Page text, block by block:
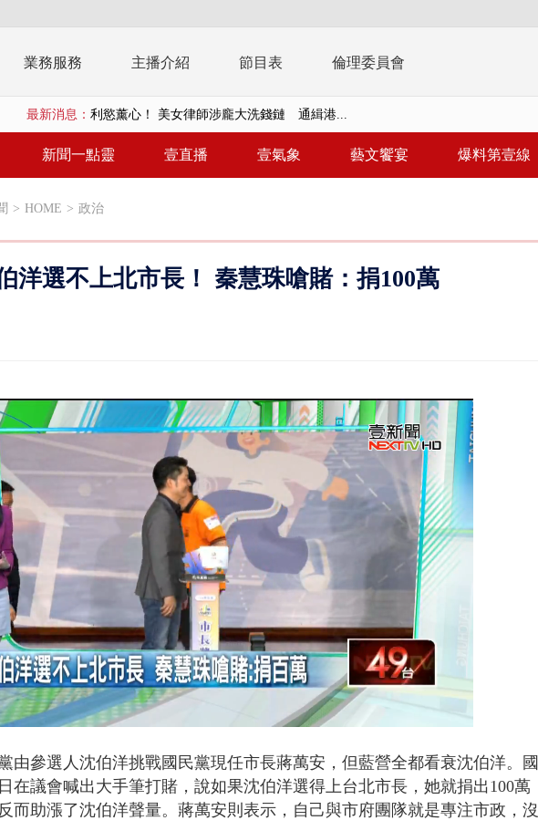
業務服務 主播介紹 節目表 倫理委員會
最新消息： 利慾薰心！ 美女律師涉龐大洗錢鏈 通緝港...
早餐店放迷你拒馬「只有始源可以停」 他真...
貨車鬼切釀禍 砂石車為閃避悚撞4車釀3傷
白海豚逼近...北市「颱風整備假」？ 蔣萬安...
新聞一點靈 壹直播 壹氣象 藝文饗宴 爆料第壹線
> HOME > 政治
洋選不上北市長！ 秦慧珠嗆賭：捐100萬
Loaded:
42.60%
由參選人沈伯洋挑戰國民黨現任市長蔣萬安，但藍營全都看衰沈伯洋。國
在議會喊出大手筆打賭，說如果沈伯洋選得上台北市長，她就捐出100萬
而助漲了沈伯洋聲量。蔣萬安則表示，自己與市府團隊就是專注市政，沒